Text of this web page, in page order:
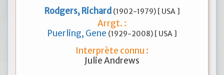
Rodgers, Richard (1902-1979) [ USA ]
Arrgt. :
Puerling, Gene (1929-2008) [ USA ]
Interprète connu :
Julie Andrews